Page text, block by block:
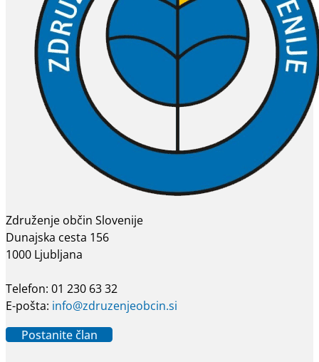
Združenje občin Slovenije
Dunajska cesta 156
1000 Ljubljana
Telefon: 01 230 63 32
E-pošta: info@zdruzenjeobcin.si
Postanite član